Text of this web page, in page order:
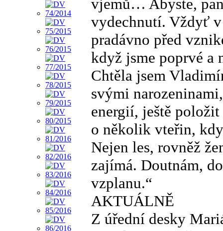
vjemů… Abyste,
vydechnutí. Vždyť
pradávno před
když jsme poprvé a
Chtěla jsem
svými
energií, ještě položit
o několik vteřin,
Nejen les, rovněž
zajímá. Doutnám,
vzplanu.“
AKTUÁLNĚ
Z úřední desky